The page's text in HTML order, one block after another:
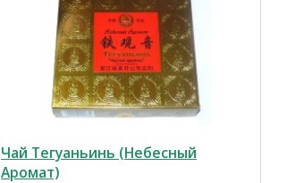
Чай Тегуаньинь (Небесный
Аромат)